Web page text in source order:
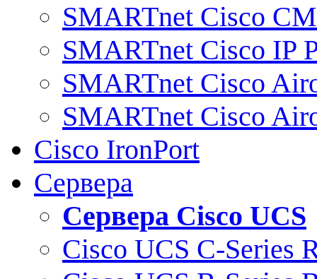
SMARTnet Cisco
SMARTnet Cisco IP
SMARTnet Cisco
SMARTnet Cisco
Cisco IronPort
Сервера
Сервера Cisco UCS
Cisco UCS C-Series